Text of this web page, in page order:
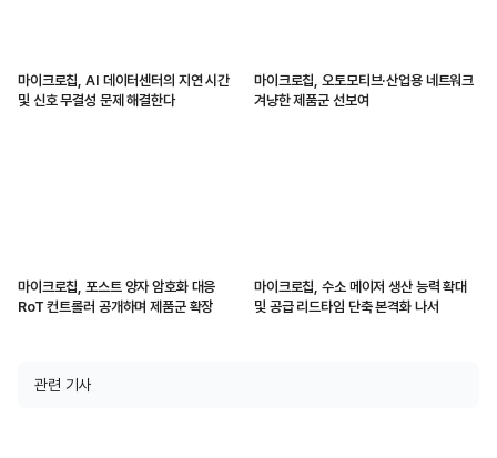
마이크로칩, AI 데이터센터의 지연 시간
및 신호 무결성 문제 해결한다
마이크로칩, 오토모티브·산업용 네트워크
겨냥한 제품군 선보여
마이크로칩, 포스트 양자 암호화 대응
RoT 컨트롤러 공개하며 제품군 확장
마이크로칩, 수소 메이저 생산 능력 확대
및 공급 리드타임 단축 본격화 나서
관련 기사